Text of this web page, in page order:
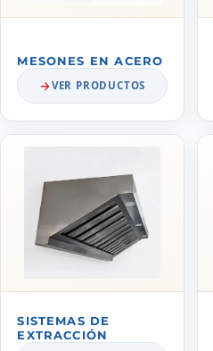
MESONES EN ACERO
VER PRODUCTOS
SISTEMAS DE
EXTRACCIÓN